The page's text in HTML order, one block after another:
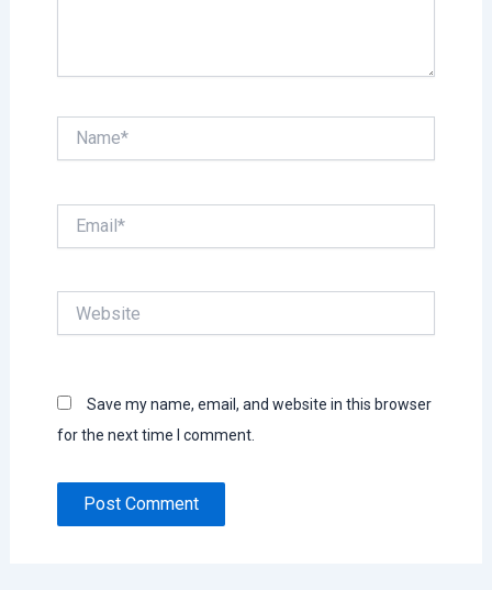
Save my name, email, and website in this browser
for the next time I comment.